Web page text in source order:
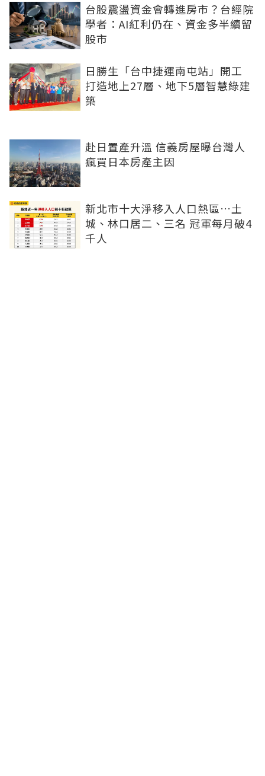
台股震盪資金會轉進房市？台經院
學者：AI紅利仍在、資金多半續留
股市
日勝生「台中捷運南屯站」開工
打造地上27層、地下5層智慧綠建
築
赴日置產升溫 信義房屋曝台灣人
瘋買日本房產主因
新北市十大淨移入人口熱區…土
城、林口居二、三名 冠軍每月破4
千人